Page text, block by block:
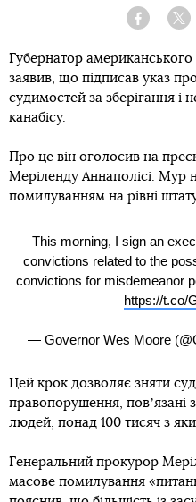
Facebook
Губернатор
заявив, що підписав указ
судимостей за зберігання і
канабісу.
Про це він оголосив на
Меріленду Аннаполісі. Мур
помилуванням на рівні
This morning, I sign an
convictions related to the
convictions for misdemeanor
https://t.co/
— Governor Wes Moore
Цей крок дозволяє зняти
правопорушення, повʼязані
людей, понад 100 тисяч з
Генеральний прокурор
масове помилування